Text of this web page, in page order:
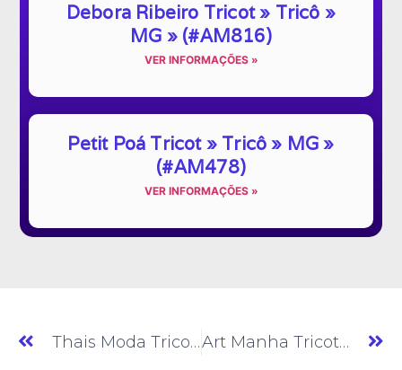
Debora Ribeiro Tricot » Tricô »
MG » (#AM816)
VER INFORMAÇÕES »
Petit Poá Tricot » Tricô » MG »
(#AM478)
VER INFORMAÇÕES »
Thais Moda Tricot » Tricô » MG » (#AM475) Art Manha Tricot » Tricô » MG » (#AM477)